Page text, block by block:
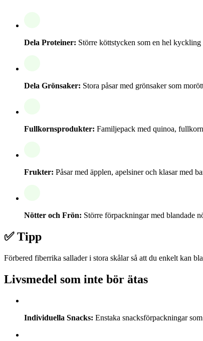
Dela Proteiner: Större köttstycken som en hel
Dela Grönsaker: Stora påsar med grönsaker som
Fullkornsprodukter: Familjepack med quinoa,
Frukter: Påsar med äpplen, apelsiner och klasar med
Nötter och Frön: Större förpackningar med blandade
✅ Tipp
Förbered fiberrika sallader i stora skålar så att du enkelt kan
Livsmedel som inte bör ätas
Individuella Snacks: Enstaka snacksförpackningar